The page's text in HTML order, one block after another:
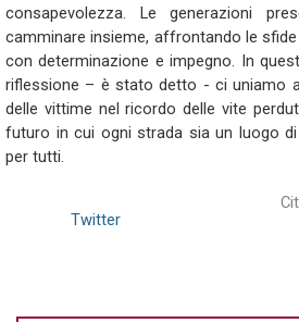
consapevolezza. Le generazioni
camminare insieme, affrontando le
con determinazione e impegno. In
riflessione – è stato detto - ci uniamo
delle vittime nel ricordo delle vite
futuro in cui ogni strada sia un luogo
per tutti.
Twitter